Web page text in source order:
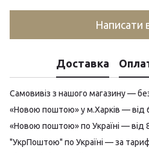
Написати
Доставка
Самовивіз з нашого магазину —
«Новою поштою» у м.Харків — від
«Новою поштою» по Україні — від
"УкрПоштою" по Україні — за